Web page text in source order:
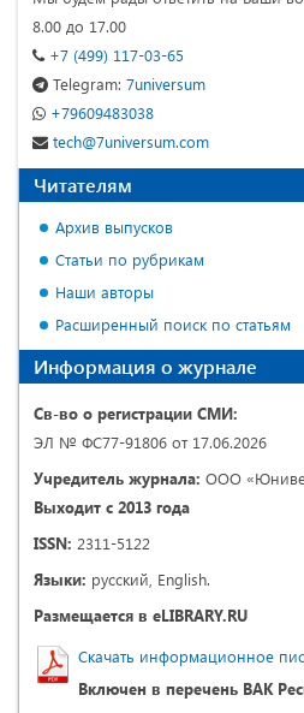
8.00 до 17.00
+7 (499) 117-03-65
Telegram: 7universum
+79609483038
tech@7universum.com
Читателям
Архив выпусков
Статьи по рубрикам
Наши авторы
Расширенный поиск по статьям
Информация о журнале
Св-во о регистрации СМИ:
ЭЛ № ФС77-91806 от 17.06.2026
Учредитель журнала: ООО
Выходит с 2013 года
ISSN: 2311-5122
Языки: русский, English.
Размещается в eLIBRARY.RU
Скачать информационное
Включен в перечень ВАК